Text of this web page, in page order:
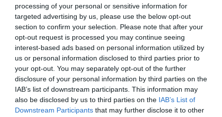
processing of your personal or sensitive information for
targeted advertising by us, please use the below opt-out
section to confirm your selection. Please note that after your
opt-out request is processed you may continue seeing
interest-based ads based on personal information utilized by
us or personal information disclosed to third parties prior to
your opt-out. You may separately opt-out of the further
disclosure of your personal information by third parties on the
IAB’s list of downstream participants. This information may
also be disclosed by us to third parties on the IAB’s List of
Downstream Participants that may further disclose it to other
Το DEBATER στο πύρινο μέτωπο της Εύβοιας
– Εικόνες βιβλικής καταστροφής
Η "μάχη" με τις φλόγες συνεχίζεται στην Εύβοια
04.08.2021 - 21:46